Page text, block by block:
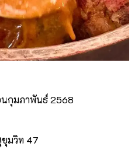
นกุมภาพันธ์ 2568
ขุมวิท 47